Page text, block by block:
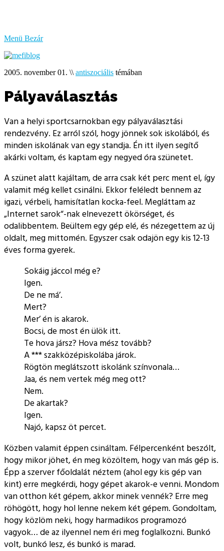
Menü Bezár
2005. november 01. \\ antiszociális témában
Pályaválasztás
Van a helyi sportcsarnokban egy pályaválasztási
rendezvény. Ez arról szól, hogy jönnek sok iskolából, és
minden iskolának van egy standja. Én itt ilyen segítő
akárki voltam, és kaptam egy negyed óra szünetet.
A szünet alatt kajáltam, de arra csak két perc ment el, így
valamit még kellet csinálni. Ekkor feléledt bennem az
igazi, vérbeli, hamisítatlan kocka-feel. Megláttam az
„Internet sarok“-nak elnevezett ökörséget, és
odalibbentem. Beültem egy gép elé, és nézegettem az új
oldalt, meg mittomén. Egyszer csak odajön egy kis 12-13
éves forma gyerek.
Sokáig jáccol még e?
Igen.
De ne má’.
Mert?
Mer’ én is akarok.
Bocsi, de most én ülök itt.
Te hova jársz? Hova mész tovább?
A *** szakközépiskolába járok.
Rögtön meglátszott iskolánk színvonala…
Jaa, és nem vertek még meg ott?
Nem.
De akartak?
Igen.
Najó, kapsz öt percet.
Közben valamit éppen csináltam. Félpercenként beszólt,
hogy mikor jöhet, én meg közöltem, hogy van más gép is.
Épp a szerver főoldalát néztem (ahol egy kis gép van
kint) erre megkérdi, hogy gépet akarok-e venni. Mondom
van otthon két gépem, akkor minek vennék? Erre meg
röhögött, hogy hol lenne nekem két gépem. Gondoltam,
hogy közlöm neki, hogy harmadikos programozó
vagyok… de az ilyennel nem éri meg foglalkozni. Bunkó
volt, bunkó lesz, és bunkó is marad.